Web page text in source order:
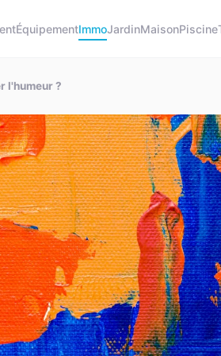
ÉquipementImmoJardinMaisonPiscine
l'humeur ?